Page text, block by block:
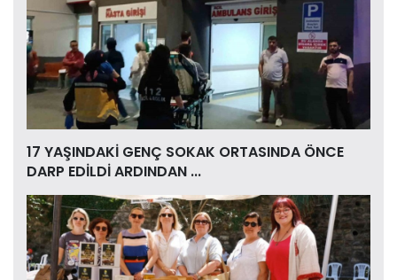
17 YAŞINDAKİ GENÇ SOKAK ORTASINDA ÖNCE
DARP EDİLDİ ARDINDAN ...